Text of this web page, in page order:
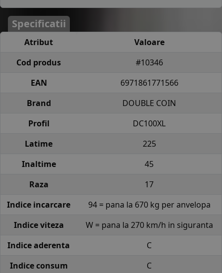
Specificatii
Atribut
Valoare
Cod produs
#10346
EAN
6971861771566
Brand
DOUBLE COIN
Profil
DC100XL
Latime
225
Inaltime
45
Raza
17
Indice incarcare
94 = pana la 670 kg per anvelopa
Indice viteza
W = pana la 270 km/h in siguranta
Indice aderenta
C
Indice consum
C